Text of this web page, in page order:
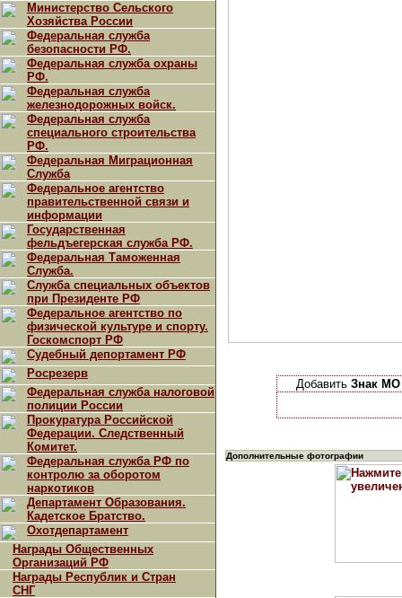
Министерство Сельского
Хозяйства России
Федеральная служба
безопасности РФ.
Федеральная служба охраны
РФ.
Федеральная служба
железнодорожных войск.
Федеральная служба
специального строительства
РФ.
Федеральная Миграционная
Служба
Федеральное агентство
правительственной связи и
информации
Государственная
фельдъегерская служба РФ.
Федеральная Таможенная
Служба.
Служба специальных объектов
при Президенте РФ
Федеральное агентство по
физической культуре и спорту.
Госкомспорт РФ
Судебный депортамент РФ
Росрезерв
Федеральная служба налоговой
полиции России
Прокуратура Российской
Федерации. Следственный
Комитет.
Федеральная служба РФ по
контролю за оборотом
наркотиков
Департамент Образования.
Кадетское Братство.
Охотдепартамент
Награды Общественных
Организаций РФ
Награды Республик и Стран
СНГ
Добавить Знак МО
Дополнительные фотографии